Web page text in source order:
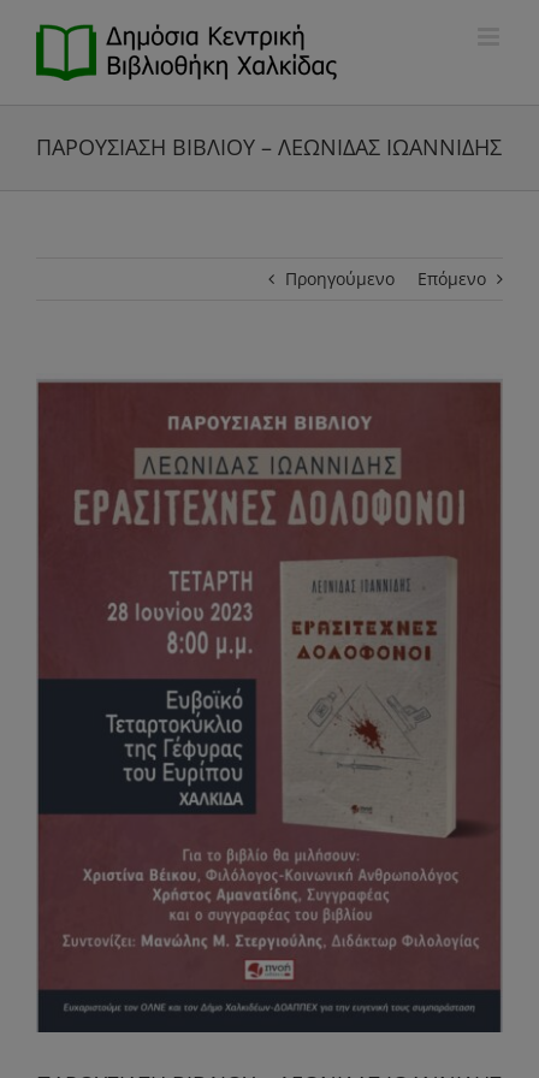
περιεχόμενο
ΠΑΡΟΥΣΙΑΣΗ ΒΙΒΛΙΟΥ – ΛΕΩΝΙΔΑΣ ΙΩΑΝΝΙΔΗΣ
Προηγούμενο Επόμενο
Προβολή